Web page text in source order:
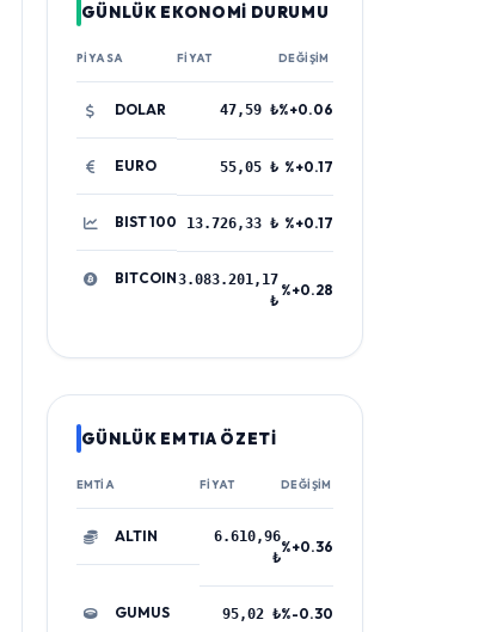
GÜNLÜK EKONOMİ DURUMU
PIYASA FIYAT DEĞIŞIM
DOLAR 47,59 ₺%+0.06
EURO 55,05 ₺ %+0.17
BIST 100 13.726,33 ₺ %+0.17
BITCOIN3.083.201,17
₺
%+0.28
GÜNLÜK EMTIA ÖZETİ
EMTIA FIYAT DEĞIŞIM
ALTIN
6.610,96
₺
%+0.36
GUMUS 95,02 ₺%-0.30